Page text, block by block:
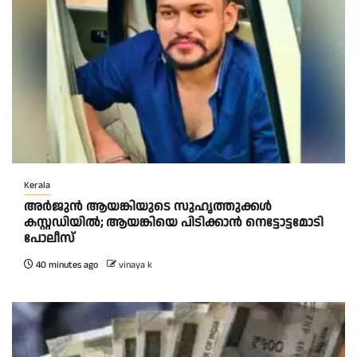
Kerala
അർജുൻ ആയങ്കിയുടെ സുഹൃത്തുക്കൾ
കസ്റ്റഡിയിൽ; ആയങ്കിയെ പിടിക്കാൻ നെട്ടോട്ടമോടി
പോലീസ്
40 minutes ago vinaya k